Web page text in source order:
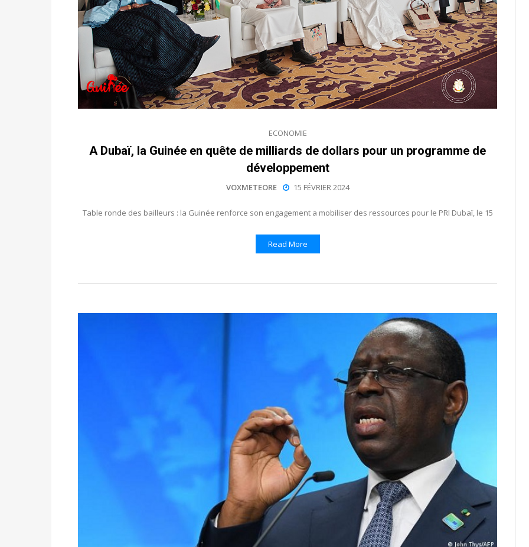
ECONOMIE
A Dubaï, la Guinée en quête de milliards de dollars pour un programme de
développement
VOXMETEORE 15 FÉVRIER 2024
Table ronde des bailleurs : la Guinée renforce son engagement a mobiliser des ressources pour le PRI Dubaï, le 15
Read More